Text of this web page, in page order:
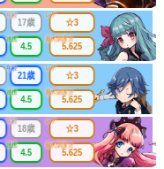
年齢
17歳
連携
4.5
レア
☆3
最大防護力
5.625
年齢
21歳
連携
4.5
レア
☆3
最大防護力
5.625
年齢
18歳
連携
4.5
レア
☆3
最大防護力
5.625